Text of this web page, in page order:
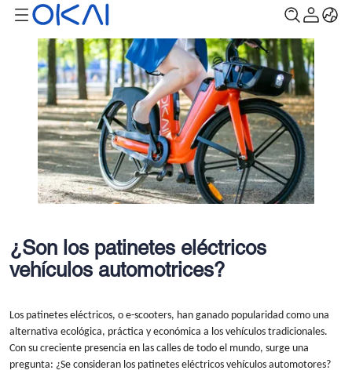
¿Son los patinetes eléctricos
vehículos automotrices?
Los patinetes eléctricos, o e-scooters, han ganado popularidad como una
alternativa ecológica, práctica y económica a los vehículos tradicionales.
Con su creciente presencia en las calles de todo el mundo, surge una
pregunta: ¿Se consideran los patinetes eléctricos vehículos automotores?